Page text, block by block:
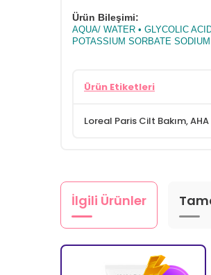
Ürün Bileşimi:
AQUA/ WATER • GLYCOLIC
POTASSIUM SORBATE
Ürün Etiketleri
Loreal Paris Cilt Bakım,
İlgili Ürünler